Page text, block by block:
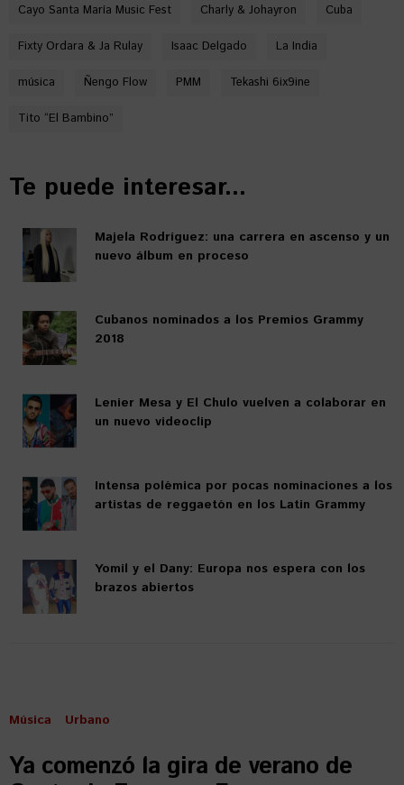
Cayo Santa María Music Fest Charly & Johayron Cuba
Fixty Ordara & Ja Rulay Isaac Delgado La India
música Ñengo Flow PMM Tekashi 6ix9ine
Tito “El Bambino”
Te puede interesar...
Majela Rodríguez: una carrera en ascenso y un
nuevo álbum en proceso
Cubanos nominados a los Premios Grammy
2018
Lenier Mesa y El Chulo vuelven a colaborar en
un nuevo videoclip
Intensa polémica por pocas nominaciones a los
artistas de reggaetón en los Latin Grammy
Yomil y el Dany: Europa nos espera con los
brazos abiertos
Música Urbano
Ya comenzó la gira de verano de